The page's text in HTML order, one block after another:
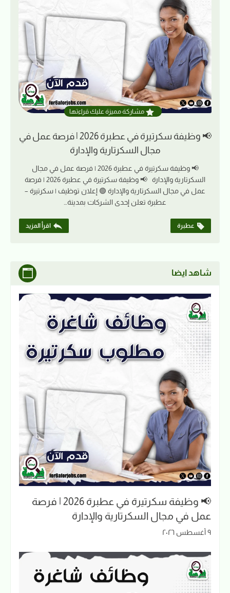
مشاركة مميزة عليك قراءتها
📢 وظيفة سكرتيرة في عطبرة 2026 | فرصة عمل في
مجال السكرتارية والإدارة
📢 وظيفة سكرتيرة في عطبرة 2026 | فرصة عمل في مجال
السكرتارية والإدارة 📢 وظيفة سكرتيرة في عطبرة 2026 | فرصة
عمل في مجال السكرتارية والإدارة 🟢 إعلان توظيف | سكرتيرة –
عطبرة تعلن إحدى الشركات بمدينة…
عطبرة اقرأ المزيد
شاهد ايضا
📢 وظيفة سكرتيرة في عطبرة 2026 | فرصة
عمل في مجال السكرتارية والإدارة
٩ أغسطس ٢٠٢٦